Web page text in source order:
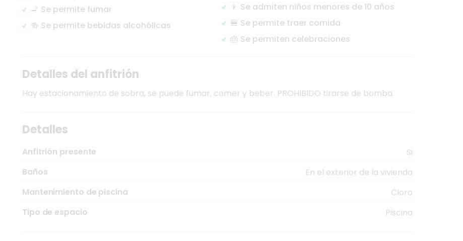
🚬 Se permite fumar
🍻 Se permite bebidas alcohólicas
👦 Se admiten niños menores de 10 años
🍔 Se permite traer comida
🎂 Se permiten celebraciones
Detalles del anfitrión
Hay estacionamiento de sobra, se puede fumar, comer y beber. PROHIBIDO tirarse de bomba.
Detalles
Anfitrión presente
Si
Baños
En el exterior de la vivienda
Mantenimiento de piscina
Cloro
Tipo de espacio
Piscina